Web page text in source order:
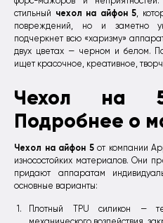
стильный чехол на айфон 5,
повреждений, но и заметно
подчеркнет всю «харизму»
двух цветах — черном и белом.
ищет красочное, креативное,
Чехол на
Подробнее о
Чехол на айфон 5от компании
износостойких материалов. Они
придают аппаратам
основные варианты:
Плотный TPU силикон —